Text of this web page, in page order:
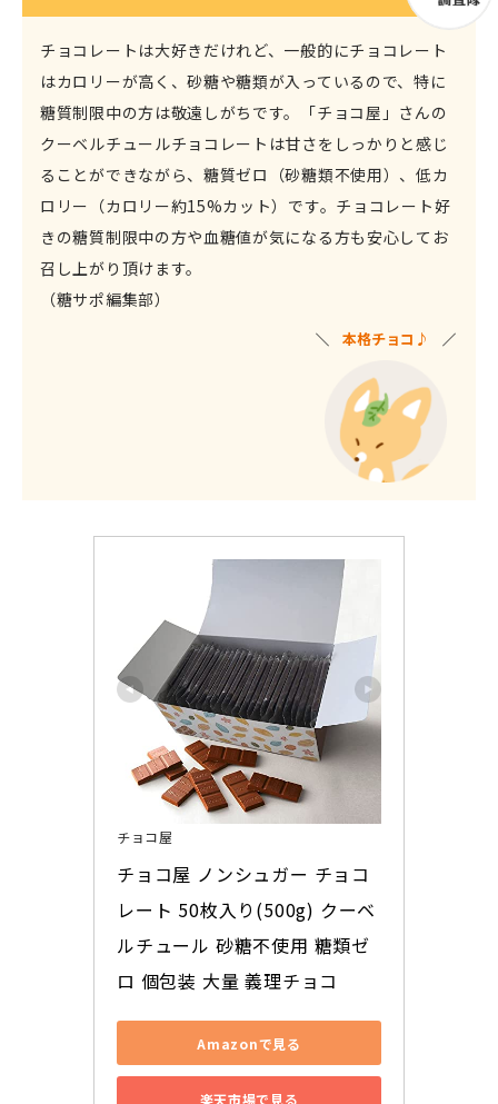
チョコレートは大好きだけれど、一般的にチョコレート
はカロリーが高く、砂糖や糖類が入っているので、特に
糖質制限中の方は敬遠しがちです。「チョコ屋」さんの
クーベルチュールチョコレートは甘さをしっかりと感じ
ることができながら、糖質ゼロ（砂糖類不使用）、低カ
ロリー（カロリー約15%カット）です。チョコレート好
きの糖質制限中の方や血糖値が気になる方も安心してお
召し上がり頂けます。
（糖サポ編集部）
本格チョコ ♪
チョコ屋
チョコ屋 ノンシュガー チョコ
レート 50枚入り(500g) クーベ
ルチュール 砂糖不使用 糖類ゼ
ロ 個包装 大量 義理チョコ
Amazonで見る
楽天市場で見る